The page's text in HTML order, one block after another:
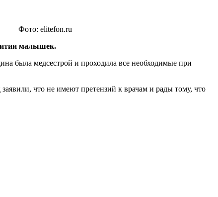
Фото: elitefon.ru
малышек.
была медсестрой и проходила все необходимые при
что не имеют претензий к врачам и рады тому, что